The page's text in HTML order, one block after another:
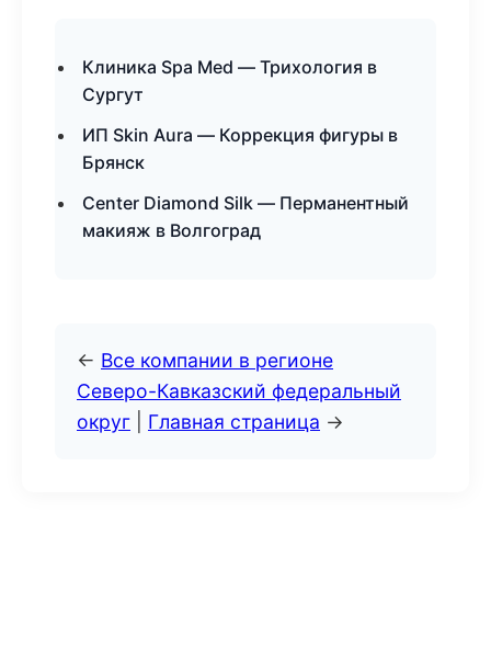
Клиника Spa Med — Трихология в
Сургут
ИП Skin Aura — Коррекция фигуры в
Брянск
Center Diamond Silk — Перманентный
макияж в Волгоград
← Все компании в регионе
Северо-Кавказский федеральный
округ
Главная страница →